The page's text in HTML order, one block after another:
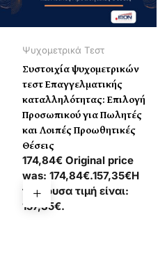
Ψυχομετρικά Τεστ
Συστοιχία ψυχομετρικών
τεστ Επαγγελματικής
καταλληλότητας: Επιλογή
Προσωπικού για Πωλητές
και Λοιπές Προωθητικές
Θέσεις
174,84€ Original price
was: 174,84€.157,35€Η
τρέχουσα τιμή είναι:
157,35€.